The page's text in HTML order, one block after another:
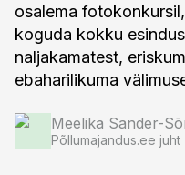
osalema
koguda kokku
naljakamatest,
ebaharilikuma
Meelika Sander-
Põllumajandus.ee juht